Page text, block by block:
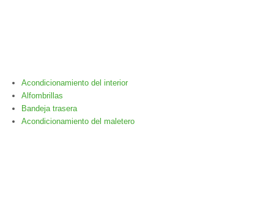
Acondicionamiento del interior
Alfombrillas
Bandeja trasera
Acondicionamiento del maletero